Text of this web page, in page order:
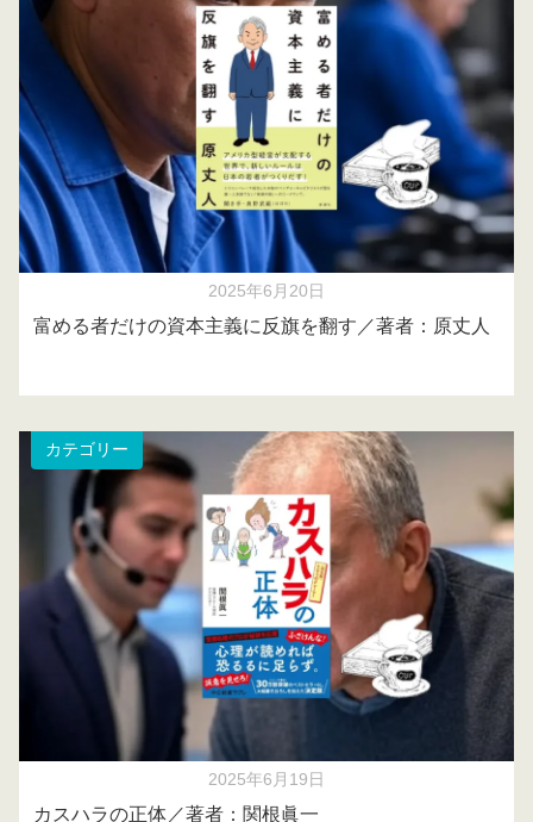
2025年6月20日
富める者だけの資本主義に反旗を翻す／著者：原丈人
カテゴリー
2025年6月19日
カスハラの正体／著者：関根眞一